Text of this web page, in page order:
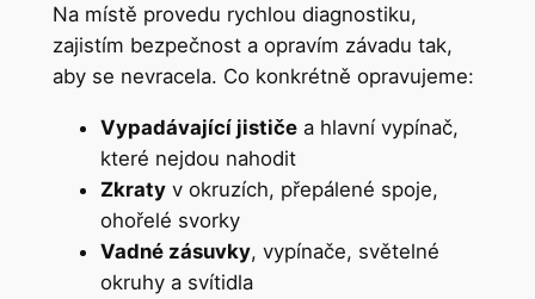
Na místě provedu rychlou diagnostiku,
zajistím bezpečnost a opravím závadu tak,
aby se nevracela. Co konkrétně opravujeme:
Vypadávající jističea hlavní vypínač,
které nejdou nahodit
Zkratyv okruzích, přepálené spoje,
ohořelé svorky
Vadné zásuvky, vypínače, světelné
okruhy a svítidla